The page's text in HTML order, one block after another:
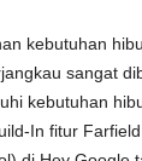
kebutuhan
sangat
kebutuhan
In fitur